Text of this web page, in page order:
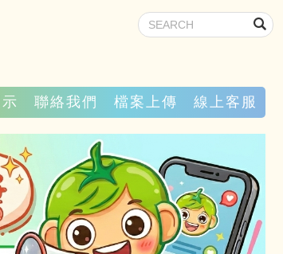
聯絡我們 檔案上傳 線上客服